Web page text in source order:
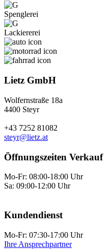
Spenglerei
Lackiererei
Lietz GmbH
Wolfernstraße 18a
4400 Steyr
+43 7252 81082
steyr@lietz.at
Öffnungszeiten Verkauf
Mo-Fr: 08:00-18:00 Uhr
Sa: 09:00-12:00 Uhr
Kundendienst
Mo-Fr: 07:30-17:00 Uhr
Ihre Ansprechpartner